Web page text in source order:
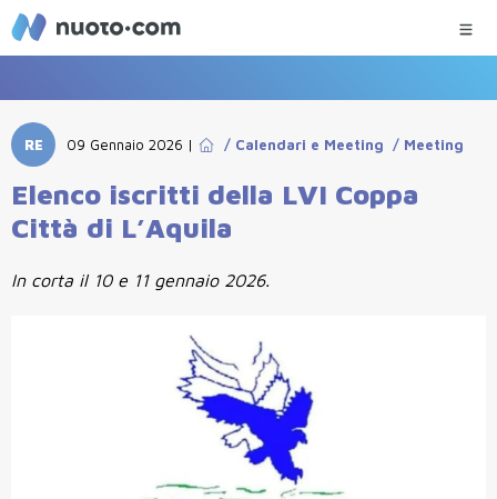
RE 09 Gennaio 2026 | / Calendari e Meeting / Meeting
Elenco iscritti della LVI Coppa
Città di L’Aquila
In corta il 10 e 11 gennaio 2026.